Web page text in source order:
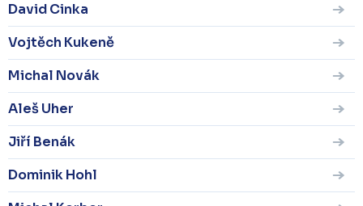
David Cinka
Vojtěch Kukeně
Michal Novák
Aleš Uher
Jiří Benák
Dominik Hohl